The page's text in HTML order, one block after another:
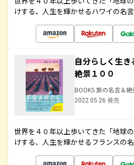
けする、人生を輝かせるハワイの名
自分らしく生
絶景１００
BOOKS 旅の名言＆絶
2022.05.26 発売
世界を４０年以上歩いてきた「地球
けする、人生を輝かせるフランスの